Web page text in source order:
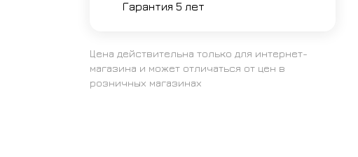
Гарантия 5 лет
Цена действительна только для интернет-
магазина и может отличаться от цен в
розничных магазинах